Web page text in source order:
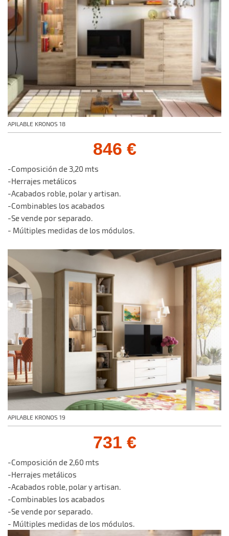
APILABLE KRONOS 18
846 €
-Composición de 3,20 mts
-Herrajes metálicos
-Acabados roble, polar y artisan.
-Combinables los acabados
-Se vende por separado.
- Múltiples medidas de los módulos.
APILABLE KRONOS 19
731 €
-Composición de 2,60 mts
-Herrajes metálicos
-Acabados roble, polar y artisan.
-Combinables los acabados
-Se vende por separado.
- Múltiples medidas de los módulos.